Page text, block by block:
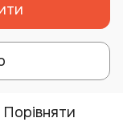
Порівняти